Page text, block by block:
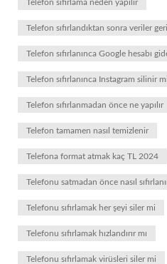
Telefon sıfırlama neden yapılır
Telefon sıfırlandıktan sonra veriler
Telefon sıfırlanınca Google hesabı
Telefon sıfırlanınca Instagram silinir mi
Telefon sıfırlanmadan önce ne yapılır
Telefon tamamen nasıl temizlenir
Telefona format atmak kaç TL 2024
Telefonu satmadan önce nasıl
Telefonu sıfırlamak her şeyi siler mi
Telefonu sıfırlamak hızlandırır mı
Telefonu sıfırlamak virüsleri siler mi